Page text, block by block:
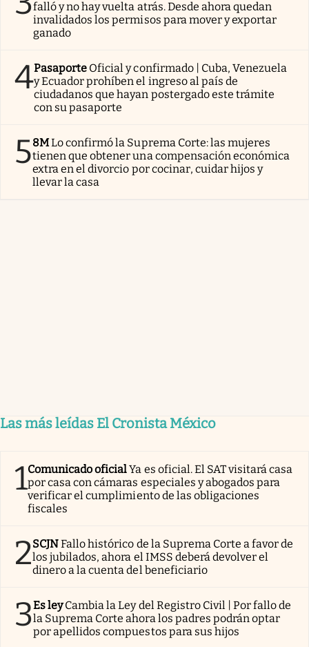
falló y no hay vuelta atrás. Desde ahora quedan
invalidados los permisos para mover y exportar
ganado
4Pasaporte Oficial y confirmado | Cuba, Venezuela
y Ecuador prohíben el ingreso al país de
ciudadanos que hayan postergado este trámite
con su pasaporte
58MLo confirmó la Suprema Corte: las mujeres
tienen que obtener una compensación económica
extra en el divorcio por cocinar, cuidar hijos y
llevar la casa
Las más leídas El Cronista México
1Comunicado oficialYa es oficial. El SAT visitará casa
por casa con cámaras especiales y abogados para
verificar el cumplimiento de las obligaciones
fiscales
2SCJNFallo histórico de la Suprema Corte a favor de
los jubilados, ahora el IMSS deberá devolver el
dinero a la cuenta del beneficiario
3Es ley Cambia la Ley del Registro Civil | Por fallo de
la Suprema Corte ahora los padres podrán optar
por apellidos compuestos para sus hijos